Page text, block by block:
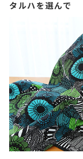
タルハを選んで